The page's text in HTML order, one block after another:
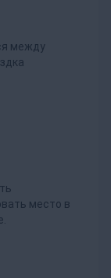
между
место в